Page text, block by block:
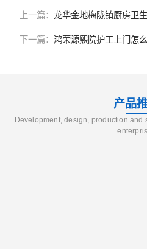
上一篇： 龙华金地梅陇镇厨房卫
下一篇： 鸿荣源熙院护工上门怎
产品
Development, design, production and